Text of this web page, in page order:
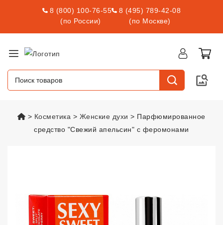
8 (800) 100-76-55
(по России)
8 (495) 789-42-08
(по Москве)
vsexshop.ru
Косметика Женские духи
Парфюмированное
средство "Свежий апельсин" с феромонами